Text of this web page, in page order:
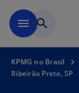
menu search
KPMG no Brasil
Ribeirão Preto, SP